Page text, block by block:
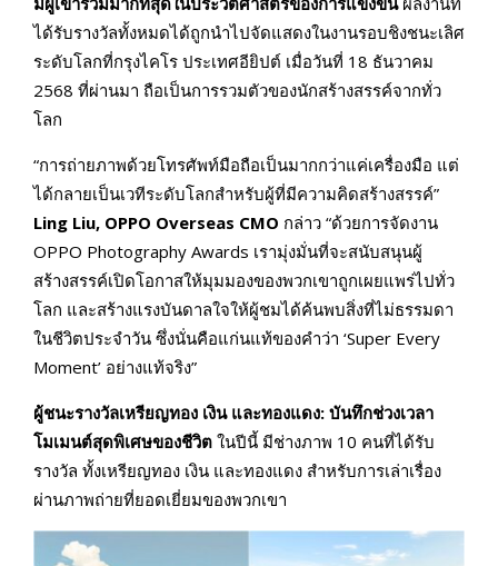
ได้รับรางวัลทั้งหมดได้ถูกนำไปจัดแสดงในงานรอบชิงชนะเลิศ
ระดับโลกที่กรุงไคโร ประเทศอียิปต์ เมื่อวันที่ 18 ธันวาคม
2568 ที่ผ่านมา ถือเป็นการรวมตัวของนักสร้างสรรค์จากทั่ว
โลก
“การถ่ายภาพด้วยโทรศัพท์มือถือเป็นมากกว่าแค่เครื่องมือ แต่
ได้กลายเป็นเวทีระดับโลกสำหรับผู้ที่มีความคิดสร้างสรรค์”
Ling Liu, OPPO Overseas CMO กล่าว “ด้วยการจัดงาน
OPPO Photography Awards เรามุ่งมั่นที่จะสนับสนุนผู้
สร้างสรรค์เปิดโอกาสให้มุมมองของพวกเขาถูกเผยแพร่ไปทั่ว
โลก และสร้างแรงบันดาลใจให้ผู้ชมได้ค้นพบสิ่งที่ไม่ธรรมดา
ในชีวิตประจำวัน ซึ่งนั่นคือแก่นแท้ของคำว่า ‘Super Every
Moment’ อย่างแท้จริง”
ผู้ชนะรางวัลเหรียญทอง เงิน และทองแดง: บันทึกช่วงเวลา
โมเมนต์สุดพิเศษของชีวิต ในปีนี้ มีช่างภาพ 10 คนที่ได้รับ
รางวัล ทั้งเหรียญทอง เงิน และทองแดง สำหรับการเล่าเรื่อง
ผ่านภาพถ่ายที่ยอดเยี่ยมของพวกเขา